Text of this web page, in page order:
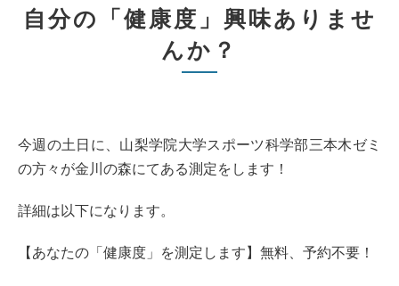
自分の「健康度」興味ありませ
んか？
今週の土日に、山梨学院大学スポーツ科学部三本木ゼミ
の方々が金川の森にてある測定をします！
詳細は以下になります。
【あなたの「健康度」を測定します】無料、予約不要！